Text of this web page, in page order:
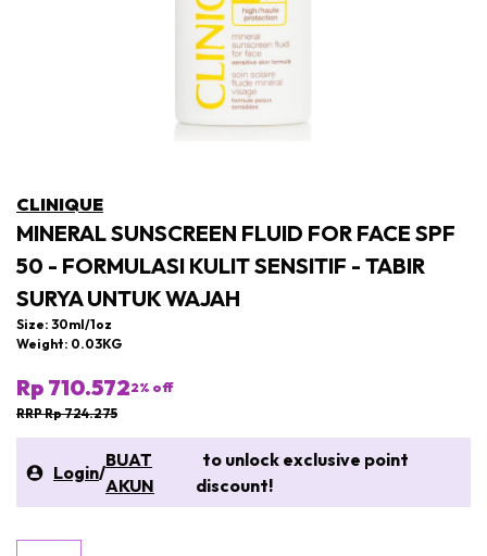
CLINIQUE
MINERAL SUNSCREEN FLUID FOR FACE SPF
50 - FORMULASI KULIT SENSITIF - TABIR
SURYA UNTUK WAJAH
Size: 30ml/1oz
Weight: 0.03KG
Rp 710.5722% off
RRP Rp 724.275
Login/
BUAT
AKUN
to unlock exclusive point
discount!